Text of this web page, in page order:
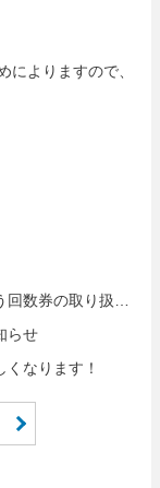
によりますので、
駐車場機器入替に伴う回数券の取り扱いについて
らせ
なります！